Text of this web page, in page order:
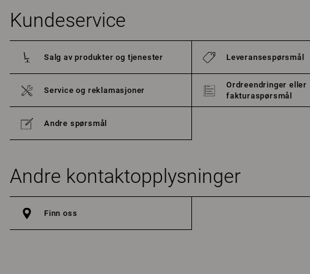
Kundeservice
Salg av produkter og tjenester Leveransespørsmål
Service og reklamasjoner
Ordreendringer eller
fakturaspørsmål
Andre spørsmål
Andre kontaktopplysninger
Finn oss